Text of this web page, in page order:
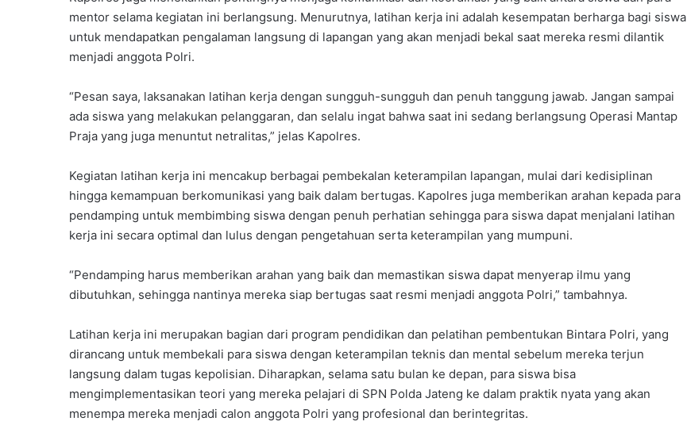
mentor selama kegiatan ini berlangsung. Menurutnya, latihan kerja ini adalah kesempatan berharga bagi siswa
untuk mendapatkan pengalaman langsung di lapangan yang akan menjadi bekal saat mereka resmi dilantik
menjadi anggota Polri.
“Pesan saya, laksanakan latihan kerja dengan sungguh-sungguh dan penuh tanggung jawab. Jangan sampai
ada siswa yang melakukan pelanggaran, dan selalu ingat bahwa saat ini sedang berlangsung Operasi Mantap
Praja yang juga menuntut netralitas,” jelas Kapolres.
Kegiatan latihan kerja ini mencakup berbagai pembekalan keterampilan lapangan, mulai dari kedisiplinan
hingga kemampuan berkomunikasi yang baik dalam bertugas. Kapolres juga memberikan arahan kepada para
pendamping untuk membimbing siswa dengan penuh perhatian sehingga para siswa dapat menjalani latihan
kerja ini secara optimal dan lulus dengan pengetahuan serta keterampilan yang mumpuni.
“Pendamping harus memberikan arahan yang baik dan memastikan siswa dapat menyerap ilmu yang
dibutuhkan, sehingga nantinya mereka siap bertugas saat resmi menjadi anggota Polri,” tambahnya.
Latihan kerja ini merupakan bagian dari program pendidikan dan pelatihan pembentukan Bintara Polri, yang
dirancang untuk membekali para siswa dengan keterampilan teknis dan mental sebelum mereka terjun
langsung dalam tugas kepolisian. Diharapkan, selama satu bulan ke depan, para siswa bisa
mengimplementasikan teori yang mereka pelajari di SPN Polda Jateng ke dalam praktik nyata yang akan
menempa mereka menjadi calon anggota Polri yang profesional dan berintegritas.